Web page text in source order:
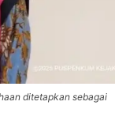
ditetapkan sebagai